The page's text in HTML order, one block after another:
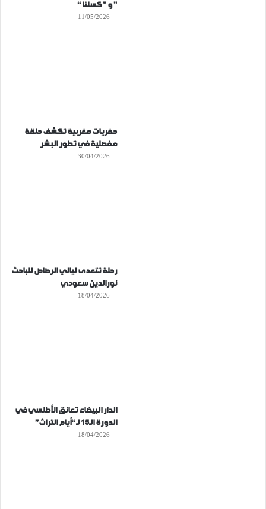
” و ” كسلنا “
11/05/2026
حفريات مغربية تكشف حلقة
مفصلية في تطور البشر
30/04/2026
رحلة تتعدى ليالي الرصاص للباحث
نورالدين سعودي
18/04/2026
الدار البيضاء تعانق الأطلسي في
الدورة الـ15 لـ “أيام التراث”
18/04/2026